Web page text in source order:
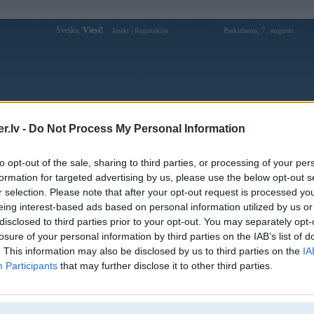
- Do Not Process My Personal Information
opt-out of the sale, sharing to third parties, or processing of your
for targeted advertising by us, please use the below opt-out
selection. Please note that after your opt-out request is processed
interest-based ads based on personal information utilized by us
to third parties prior to your opt-out. You may separately
of your personal information by third parties on the IAB’s list of
This information may also be disclosed by us to third parties on the
Participants that may further disclose it to other third parties.
Sveiks, Viesi! Ienākt Reģistrācija Piektdiena, 7. augusts
Forums Galerijas Reģistrācija Lietotāji
Lietotāja diibii profils
Pēdējo reizi manīts: 08. Jul 2020, 16:28
Lietotājvārds:
diibii
Pilsēta:
Rīga
Braucu ar:
Ziņojumi forumā:
2581